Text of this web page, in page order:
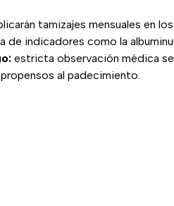
tamizajes mensuales en
de indicadores como la
estricta observación médica
al padecimiento.